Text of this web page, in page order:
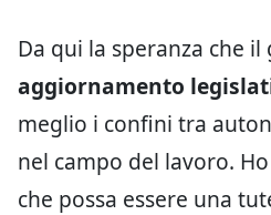
Da qui la speranza che
aggiornamento
meglio i confini tra
nel campo del lavoro.
che possa essere una